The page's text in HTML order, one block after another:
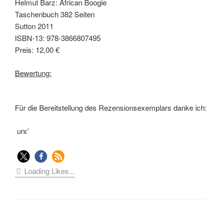
Helmut Barz: African Boogie
Taschenbuch 382 Seiten
Sutton 2011
ISBN-13: 978-3866807495
Preis: 12,00 €
Bewertung:
Für die Bereitstellung des Rezensionsexemplars danke ich:
und
Loading Likes...